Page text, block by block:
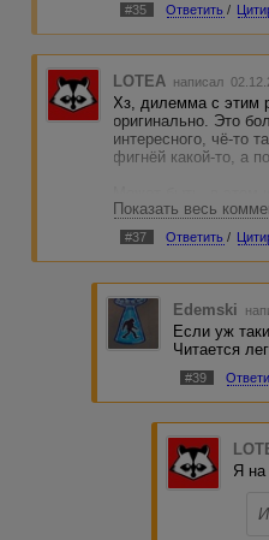
#35 Ответить /
LOTEA написал
Хз, дилемма с этим
оригинально. Это
интересного, чё-то
фигнёй какой-то, а
задумка не
Пишут про какой-то
контексте конкурса
само собой
Короче, для меня
Показать весь
#37 Ответить /
Edemski
Если уж
Читается
#39
Я на